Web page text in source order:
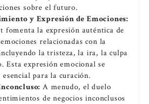
sobre el futuro.
y Expresión de Emociones:
fomenta la expresión auténtica de
relacionadas con la
la tristeza, la ira, la culpa
Esta expresión emocional se
esencial para la curación.
A menudo, el duelo
de negocios inconclusos